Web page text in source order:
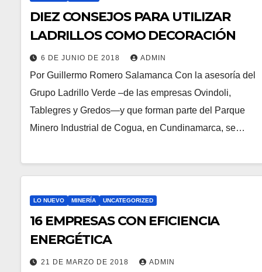
DIEZ CONSEJOS PARA UTILIZAR
LADRILLOS COMO DECORACIÓN
6 DE JUNIO DE 2018 ADMIN
Por Guillermo Romero Salamanca Con la asesoría del
Grupo Ladrillo Verde –de las empresas Ovindoli,
Tablegres y Gredos—y que forman parte del Parque
Minero Industrial de Cogua, en Cundinamarca, se…
LO NUEVO MINERÍA UNCATEGORIZED
16 EMPRESAS CON EFICIENCIA
ENERGÉTICA
21 DE MARZO DE 2018 ADMIN